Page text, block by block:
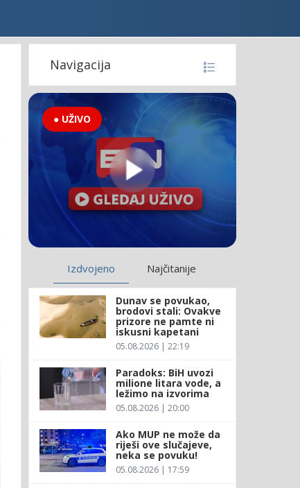
Navigacija
● UŽIVO
Izdvojeno Najčitanije
Dunav se povukao,
brodovi stali: Ovakve
prizore ne pamte ni
iskusni kapetani
05.08.2026 | 22:19
Paradoks: BiH uvozi
milione litara vode, a
ležimo na izvorima
05.08.2026 | 20:00
Ako MUP ne može da
riješi ove slučajeve,
neka se povuku!
05.08.2026 | 17:59